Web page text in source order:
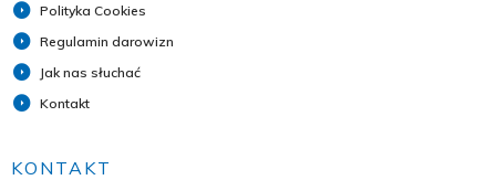
Polityka Cookies
Regulamin darowizn
Jak nas słuchać
Kontakt
KONTAKT